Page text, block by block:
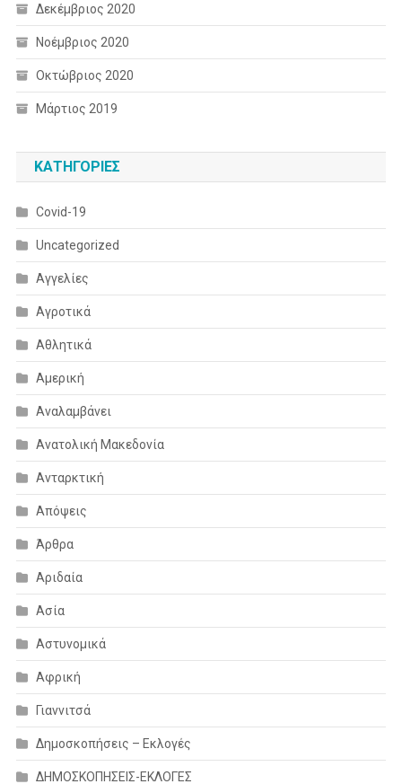
Δεκέμβριος 2020
Νοέμβριος 2020
Οκτώβριος 2020
Μάρτιος 2019
KΑΤΗΓΟΡΊΕΣ
Covid-19
Uncategorized
Αγγελίες
Αγροτικά
Αθλητικά
Αμερική
Αναλαμβάνει
Ανατολική Μακεδονία
Ανταρκτική
Απόψεις
Άρθρα
Αριδαία
Ασία
Αστυνομικά
Αφρική
Γιαννιτσά
Δημοσκοπήσεις – Εκλογές
ΔΗΜΟΣΚΟΠΗΣΕΙΣ-ΕΚΛΟΓΕΣ